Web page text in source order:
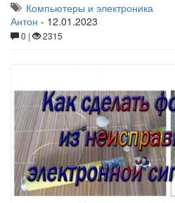
Компьютеры и электроника
Антон - 12.01.2023
0 | 2315